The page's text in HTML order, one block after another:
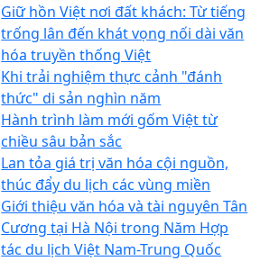
Giữ hồn Việt nơi đất khách: Từ tiếng
trống lân đến khát vọng nối dài văn
hóa truyền thống Việt
Khi trải nghiệm thực cảnh "đánh
thức" di sản nghìn năm
Hành trình làm mới gốm Việt từ
chiều sâu bản sắc
Lan tỏa giá trị văn hóa cội nguồn,
thúc đẩy du lịch các vùng miền
Giới thiệu văn hóa và tài nguyên Tân
Cương tại Hà Nội trong Năm Hợp
tác du lịch Việt Nam-Trung Quốc